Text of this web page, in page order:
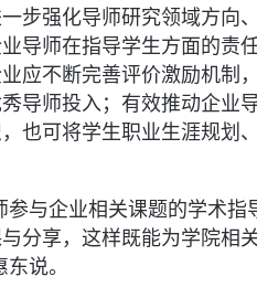
步强化导师研究领域方向
导师在指导学生方面的责
应不断完善评价激励机制
导师投入；有效推动企业
也可将学生职业生涯规划
与企业相关课题的学术
分享，这样既能为学院相
说。